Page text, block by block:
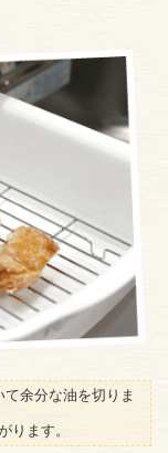
余分な油を切りま
ります。